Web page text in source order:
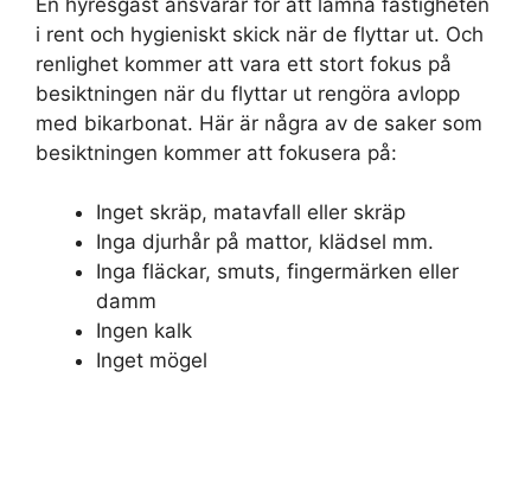
i rent och hygieniskt skick när de flyttar ut. Och
renlighet kommer att vara ett stort fokus på
besiktningen när du flyttar ut rengöra avlopp
med bikarbonat. Här är några av de saker som
besiktningen kommer att fokusera på:
Inget skräp, matavfall eller skräp
Inga djurhår på mattor, klädsel mm.
Inga fläckar, smuts, fingermärken eller
damm
Ingen kalk
Inget mögel